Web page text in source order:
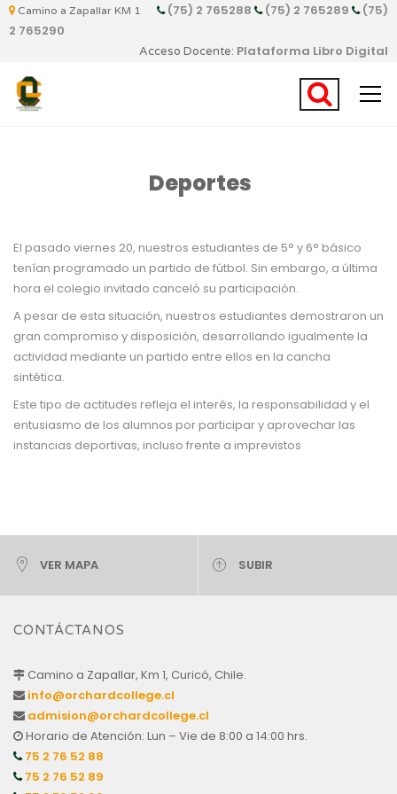
Camino a Zapallar KM 1 (75) 2 765288 (75) 2 765289
(75)
2 765290
Acceso Docente: Plataforma Libro Digital
Deportes
El pasado viernes 20, nuestros estudiantes de 5° y 6° básico
tenían programado un partido de fútbol. Sin embargo, a última
hora el colegio invitado canceló su participación.
A pesar de esta situación, nuestros estudiantes demostraron un
gran compromiso y disposición, desarrollando igualmente la
actividad mediante un partido entre ellos en la cancha
sintética.
Este tipo de actitudes refleja el interés, la responsabilidad y el
entusiasmo de los alumnos por participar y aprovechar las
instancias deportivas, incluso frente a imprevistos
VER MAPA SUBIR
CONTÁCTANOS
Camino a Zapallar, Km 1, Curicó, Chile.
info@orchardcollege.cl
admision@orchardcollege.cl
Horario de Atención: Lun – Vie de 8:00 a 14:00 hrs.
75 2 76 52 88
75 2 76 52 89